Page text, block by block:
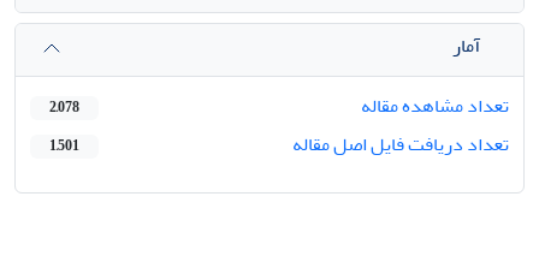
آمار
تعداد مشاهده مقاله
2,078
تعداد دریافت فایل اصل مقاله 1,501